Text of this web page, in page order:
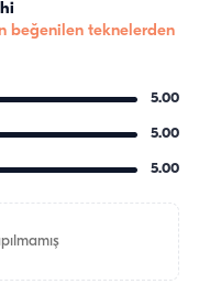
beğenilen teknelerden
5.00
5.00
5.00